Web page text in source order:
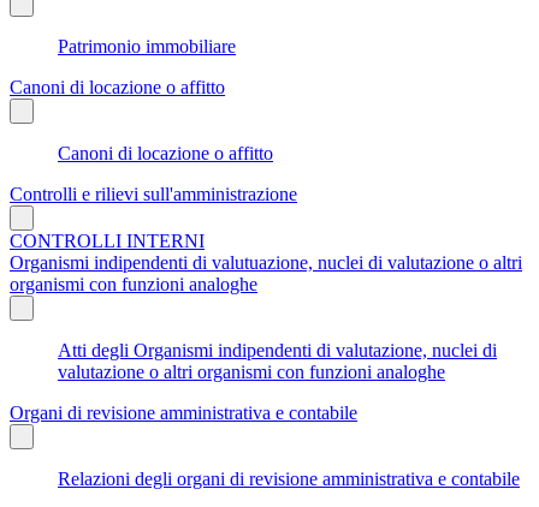
Patrimonio immobiliare
Canoni di locazione o affitto
Canoni di locazione o affitto
Controlli e rilievi sull'amministrazione
CONTROLLI INTERNI
Organismi indipendenti di valutuazione, nuclei di valutazione o altri
organismi con funzioni analoghe
Atti degli Organismi indipendenti di valutazione, nuclei di
valutazione o altri organismi con funzioni analoghe
Organi di revisione amministrativa e contabile
Relazioni degli organi di revisione amministrativa e contabile